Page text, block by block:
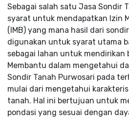
Sebagai salah satu Jasa Sondir
syarat untuk mendapatkan Izin
(IMB) yang mana hasil dari
digunakan untuk syarat utama
sebagai lahan untuk mendirikan
Membantu dalam mengetahui
Sondir Tanah Purwosari pada
mulai dari mengetahui
tanah. Hal ini bertujuan untuk
pondasi yang sesuai dengan